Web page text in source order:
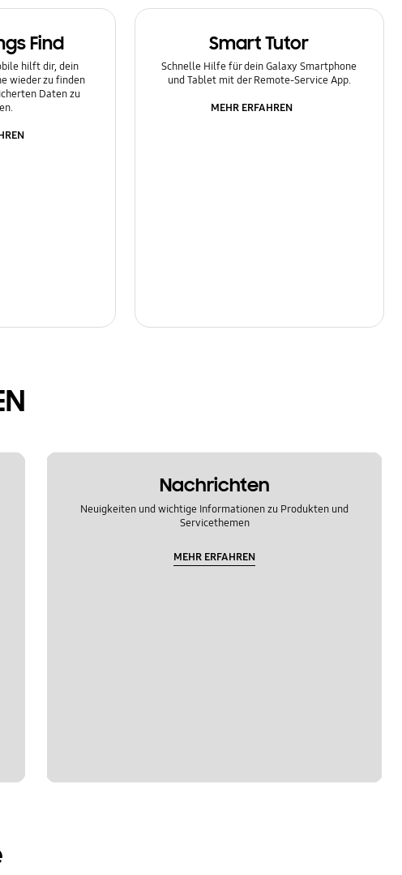
Find
hilft dir, dein
wieder zu finden
Daten zu
Smart Tutor
Schnelle Hilfe für dein Galaxy Smartphone
und Tablet mit der Remote-Service App.
MEHR ERFAHREN
Nachrichten
Neuigkeiten und wichtige Informationen zu Produkten und
Servicethemen
MEHR ERFAHREN